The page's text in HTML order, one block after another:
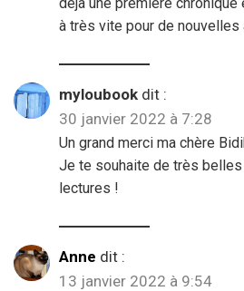
à très vite pour de nouvelles
myloubook dit :
30 janvier 2022 à 7:28
Un grand merci ma chère
Je te souhaite de très
lectures !
Anne dit :
13 janvier 2022 à 9:54